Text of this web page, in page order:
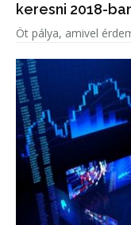
keresni 2018-
Öt pálya, amivel